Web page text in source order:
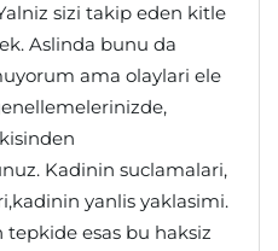
sizi takip eden kitle
Aslinda bunu da
ama olaylari ele
Kadinin suclamalari,
yanlis yaklasimi.
tepkide esas bu haksiz